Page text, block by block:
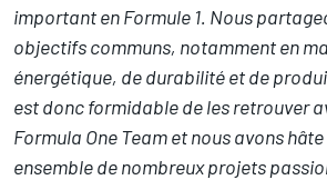
important en Formule 1. Nous
objectifs communs, notamment en
énergétique, de durabilité et de
est donc formidable de les retrouver
Formula One Team et nous avons
ensemble de nombreux projets